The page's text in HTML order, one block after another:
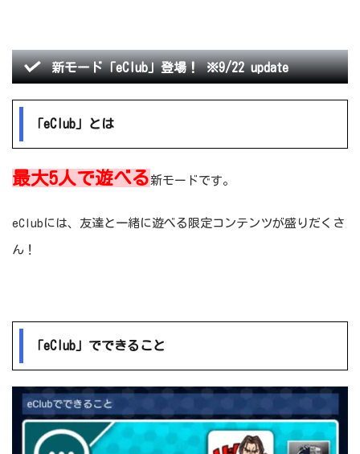
新モード「eClub」登場！ ※9/22 update
「eClub」とは
最大5人で遊べる新モードです。
eClubには、友達と一緒に遊べる限定コンテンツが盛りだくさ
ん！
「eClub」でできること